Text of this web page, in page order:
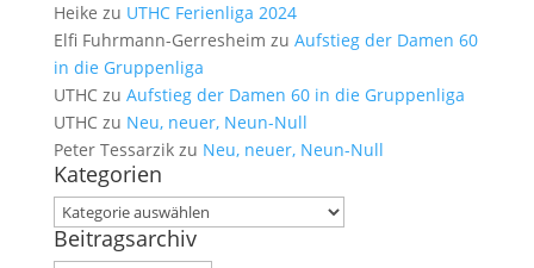
Heike zu UTHC Ferienliga 2024
Elfi Fuhrmann-Gerresheim zu Aufstieg der Damen 60
in die Gruppenliga
UTHCzu Aufstieg der Damen 60 in die Gruppenliga
UTHCzu Neu, neuer, Neun-Null
Peter Tessarzikzu Neu, neuer, Neun-Null
Kategorien
Kategorien
Beitragsarchiv